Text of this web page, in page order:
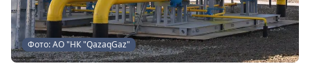
Фото: АО "НК "QazaqGaz"